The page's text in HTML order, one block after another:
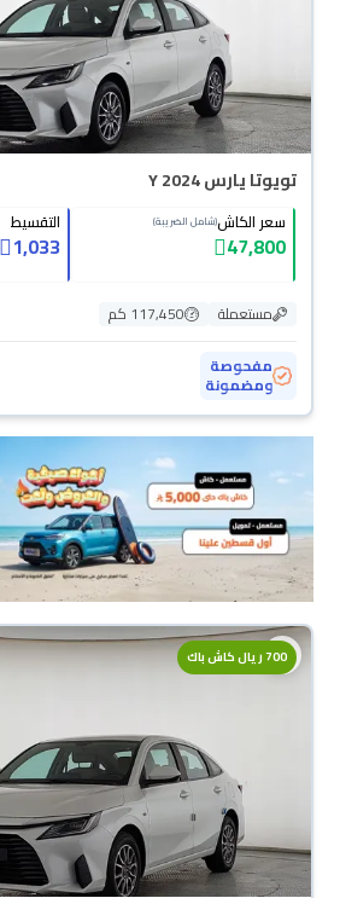
تويوتا يارس Y 2024
سعر الكاش(شامل الضريبة)
47,800
التقسيط
1,033
مستعملة
117,450 كم
مفحوصة
ومضمونة
700 ريال كاش باك